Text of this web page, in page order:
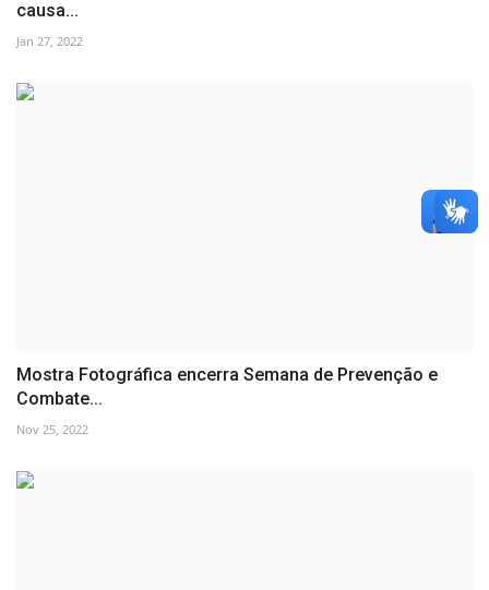
causa...
Jan 27, 2022
Mostra Fotográfica encerra Semana de Prevenção e
Combate...
Nov 25, 2022